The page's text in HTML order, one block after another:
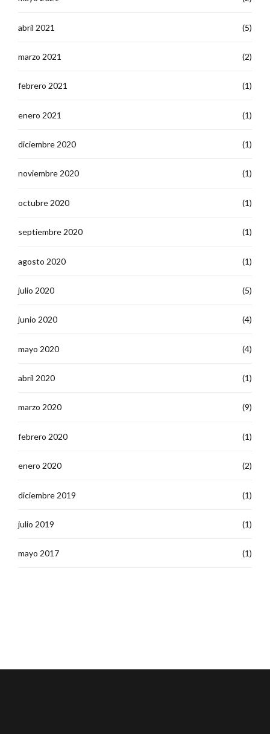
abril 2021 (5)
marzo 2021 (2)
febrero 2021 (1)
enero 2021 (1)
diciembre 2020 (1)
noviembre 2020 (1)
octubre 2020 (1)
septiembre 2020 (1)
agosto 2020 (1)
julio 2020 (5)
junio 2020 (4)
mayo 2020 (4)
abril 2020 (1)
marzo 2020 (9)
febrero 2020 (1)
enero 2020 (2)
diciembre 2019 (1)
julio 2019 (1)
mayo 2017 (1)